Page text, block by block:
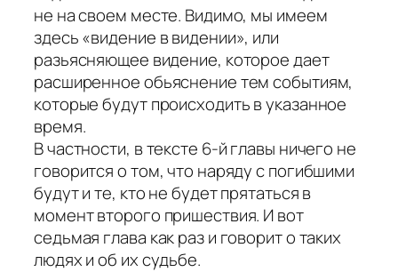
не на своем месте. Видимо, мы имеем
здесь «видение в видении», или
разьясняющее видение, которое дает
расширенное обьяснение тем событиям,
которые будут происходить в указанное
время.
В частности, в тексте 6-й главы ничего не
говорится о том, что наряду с погибшими
будут и те, кто не будет прятаться в
момент второго пришествия. И вот
седьмая глава как раз и говорит о таких
людях и об их судьбе.